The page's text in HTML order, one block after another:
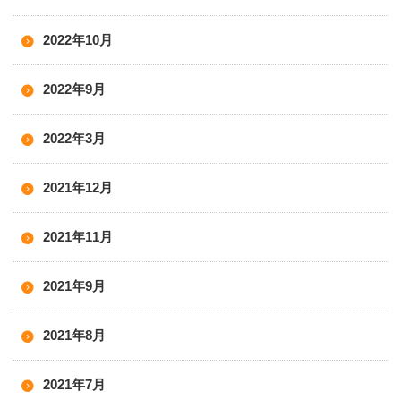
2022年10月
2022年9月
2022年3月
2021年12月
2021年11月
2021年9月
2021年8月
2021年7月